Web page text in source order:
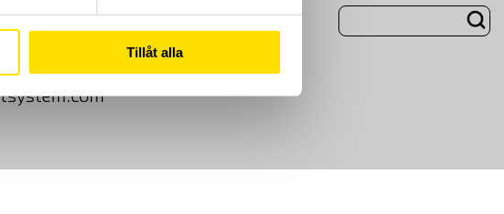
Tillåt alla
Om Oss
00